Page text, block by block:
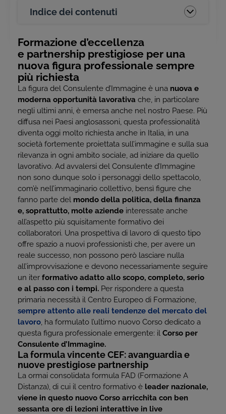
Indice dei contenuti
Formazione d’eccellenza
e partnership prestigiose per una
nuova figura professionale sempre
più richiesta
La figura del Consulente d’Immagine è una nuova e
moderna opportunità lavorativa che, in particolare
negli ultimi anni, è emersa anche nel nostro Paese. Più
diffusa nei Paesi anglosassoni, questa professionalità
diventa oggi molto richiesta anche in Italia, in una
società fortemente proiettata sull’immagine e sulla sua
rilevanza in ogni ambito sociale, ad iniziare da quello
lavorativo. Ad avvalersi del Consulente d’Immagine
non sono dunque solo i personaggi dello spettacolo,
com’è nell’immaginario collettivo, bensì figure che
fanno parte del mondo della politica, della finanza
e, soprattutto, molte aziende interessate anche
all’aspetto più squisitamente formativo dei
collaboratori. Una prospettiva di lavoro di questo tipo
offre spazio a nuovi professionisti che, per avere un
reale successo, non possono però lasciare nulla
all’improvvisazione e devono necessariamente seguire
un iter formativo adatto allo scopo, completo, serio
e al passo con i tempi. Per rispondere a questa
primaria necessità il Centro Europeo di Formazione,
sempre attento alle reali tendenze del mercato del
lavoro, ha formulato l’ultimo nuovo Corso dedicato a
questa figura professionale emergente: il Corso per
Consulente d’Immagine.
La formula vincente CEF: avanguardia e
nuove prestigiose partnership
La ormai consolidata formula FAD (Formazione A
Distanza), di cui il centro formativo è leader nazionale,
viene in questo nuovo Corso arricchita con ben
sessanta ore di lezioni interattive in live